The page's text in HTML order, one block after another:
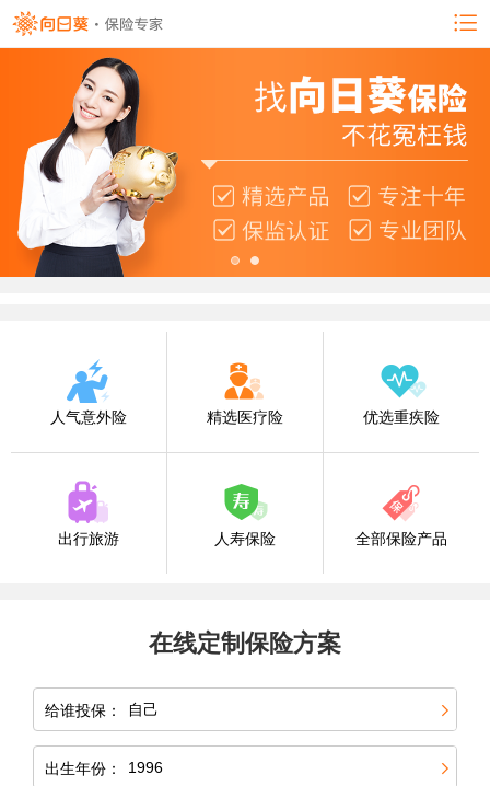
人气意外险 精选医疗险 优选重疾险
出行旅游 人寿保险 全部保险产品
在线定制保险方案
给谁投保：
出生年份：